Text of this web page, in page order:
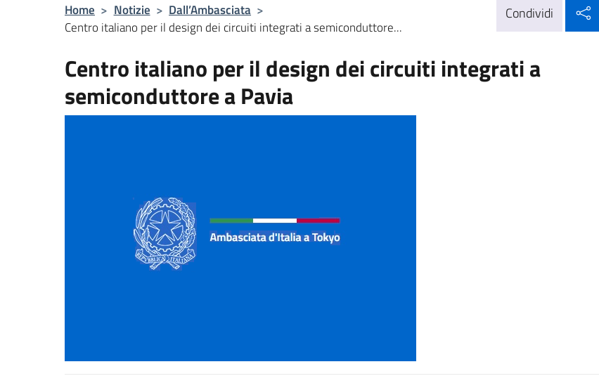
Home > Notizie > Dall’Ambasciata >
Centro italiano per il design dei circuiti integrati a semiconduttore...
Condividi
Centro italiano per il design dei circuiti integrati a
semiconduttore a Pavia